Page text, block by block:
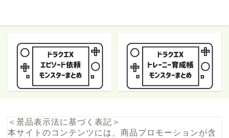
＜景品表示法に基づく表記＞
本サイトのコンテンツには、商品プロモーションが含